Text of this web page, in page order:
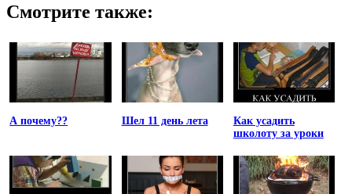
Смотрите также:
А почему?? Шел 11 день лета
Как усадить
школоту за уроки